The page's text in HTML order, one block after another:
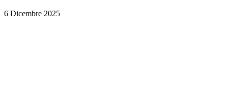
6 Dicembre 2025